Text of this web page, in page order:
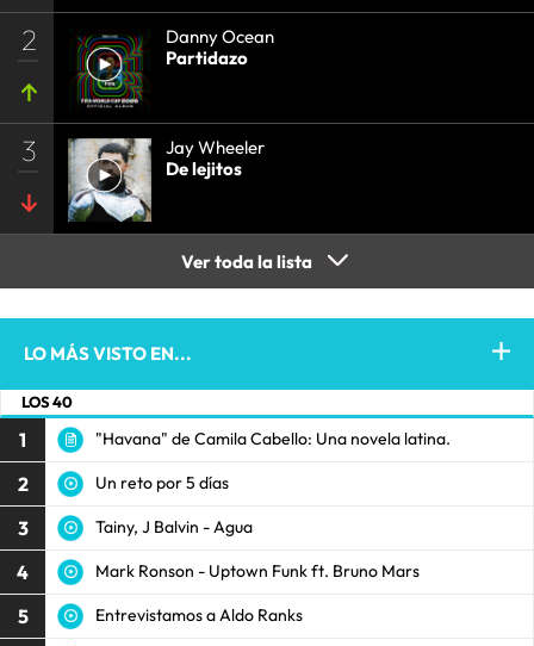
2
Danny Ocean
Partidazo
3
Jay Wheeler
De lejitos
Ver toda la lista
LO MÁS VISTO EN...
LOS 40
1 "Havana" de Camila Cabello: Una novela latina.
2 Un reto por 5 días
3 Tainy, J Balvin - Agua
4 Mark Ronson - Uptown Funk ft. Bruno Mars
5 Entrevistamos a Aldo Ranks